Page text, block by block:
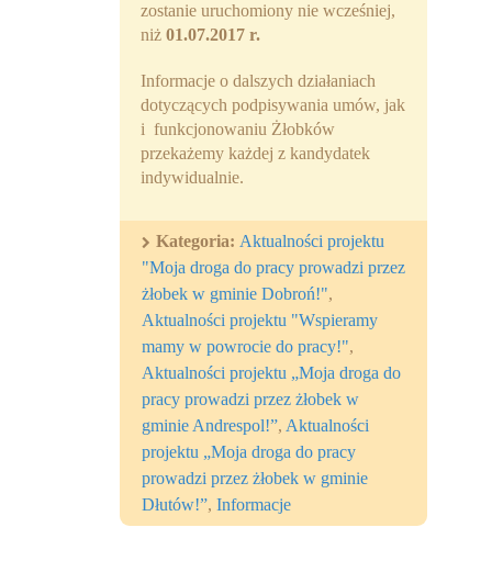
Współpraca
Kontakt
Rekrutacja Widzew
MALUCH PLUS
Zapytania ofertowe
zostanie uruchomiony nie wcześniej,
niż 01.07.2017 r.
Informacje o dalszych działaniach
dotyczących podpisywania umów, jak
i funkcjonowaniu Żłobków
przekażemy każdej z kandydatek
indywidualnie.
Kategoria: Aktualności projektu
"Moja droga do pracy prowadzi przez
żłobek w gminie Dobroń!",
Aktualności projektu "Wspieramy
mamy w powrocie do pracy!",
Aktualności projektu „Moja droga do
pracy prowadzi przez żłobek w
gminie Andrespol!”, Aktualności
projektu „Moja droga do pracy
prowadzi przez żłobek w gminie
Dłutów!”, Informacje